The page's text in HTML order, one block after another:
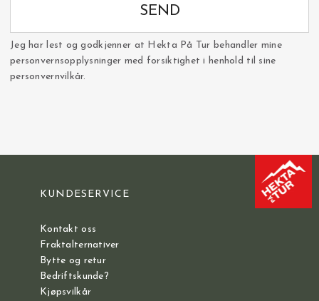
SEND
Jeg har lest og godkjenner at Hekta På Tur behandler mine
personvernsopplysninger med forsiktighet i henhold til sine
personvernvilkår.
KUNDESERVICE
Kontakt oss
Fraktalternativer
Bytte og retur
Bedriftskunde?
Kjøpsvilkår